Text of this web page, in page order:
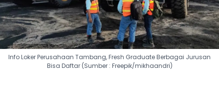
Info Loker Perusahaan Tambang, Fresh Graduate Berbagai Jurusan
Bisa Daftar (Sumber : Freepik/mikhaandri)